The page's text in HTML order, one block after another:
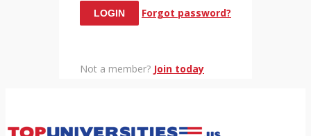
Forgot password?
Not a member? Join today